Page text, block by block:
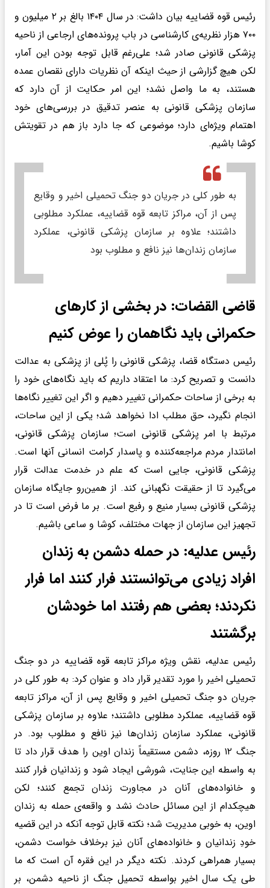
رئیس قوه قضاییه بیان داشت: در سال ۱۴۰۴ بالغ بر ۲ میلیون و
۷۰۰ هزار نظریه‌ی کارشناسی در باب پرونده‌های ارجاعی از ناحیه
پزشکی قانونی صادر شد؛ علی‌رغم قابل توجه بودن این آمار،
لکن هیچ گزارشی از حیث اینکه آن نظریات دارای نقصان عمده
هستند، به ما واصل نشد؛ این امر حکایت از آن دارد که
سازمان پزشکی قانونی به عنصر تدقیق در بررسی‌های خود
اهتمام ویژه‌ای دارد؛ موضوعی که جا دارد باز هم در تقویتش
کوشا باشیم.
به طور کلی در جریان دو جنگ تحمیلی اخیر و وقایع
پس از آن، مراکز تابعه قوه قضاییه، عملکرد مطلوبی
داشتند؛ علاوه بر سازمان پزشکی قانونی، عملکرد
سازمان زندان‌ها نیز نافع و مطلوب بود
قاضی القضات: در بخشی از کارهای
حکمرانی باید نگاهمان را عوض کنیم
رئیس دستگاه قضا، پزشکی قانونی را پُلی از پزشکی به عدالت
دانست و تصریح کرد: ما اعتقاد داریم که باید نگاه‌های خود را
به برخی از ساحات حکمرانی تغییر دهیم و اگر این تغییر نگاه‌ها
انجام نگیرد، حق مطلب ادا نخواهد شد؛ یکی از این ساحات،
مرتبط با امر پزشکی قانونی است؛ سازمان پزشکی قانونی،
امانتدار مردم مراجعه‌کننده و پاسدار کرامت انسانی آنها است.
پزشکی قانونی، جایی است که علم در خدمت عدالت قرار
می‌گیرد تا از حقیقت نگهبانی کند. از همین‌رو جایگاه سازمان
پزشکی قانونی بسیار منیع و رفیع است. بر ما فرض است تا در
تجهیز این سازمان از جهات مختلف، کوشا و ساعی باشیم.
رئیس عدلیه: در حمله دشمن به زندان
افراد زیادی می‌توانستند فرار کنند اما فرار
نکردند؛ بعضی هم رفتند اما خودشان
برگشتند
رئیس عدلیه، نقش ویژه مراکز تابعه قوه قضاییه در دو جنگ
تحمیلی اخیر را مورد تقدیر قرار داد و عنوان کرد: به طور کلی در
جریان دو جنگ تحمیلی اخیر و وقایع پس از آن، مراکز تابعه
قوه قضاییه، عملکرد مطلوبی داشتند؛ علاوه بر سازمان پزشکی
قانونی، عملکرد سازمان زندان‌ها نیز نافع و مطلوب بود. در
جنگ ۱۲ روزه، دشمن مستقیماً زندان اوین را هدف قرار داد تا
به واسطه این جنایت، شورشی ایجاد شود و زندانیان فرار کنند
و خانواده‌های آنان در مجاورت زندان تجمع کنند؛ لکن
هیچکدام از این مسائل حادث نشد و واقعه‌ی حمله به زندان
اوین، به خوبی مدیریت شد؛ نکته قابل توجه آنکه در این قضیه
خودِ زندانیان و خانواده‌های آنان نیز برخلاف خواست دشمن،
بسیار همراهی کردند. نکته دیگر در این فقره آن است که ما
طی یک سال اخیر بواسطه تحمیل جنگ از ناحیه دشمن، بر